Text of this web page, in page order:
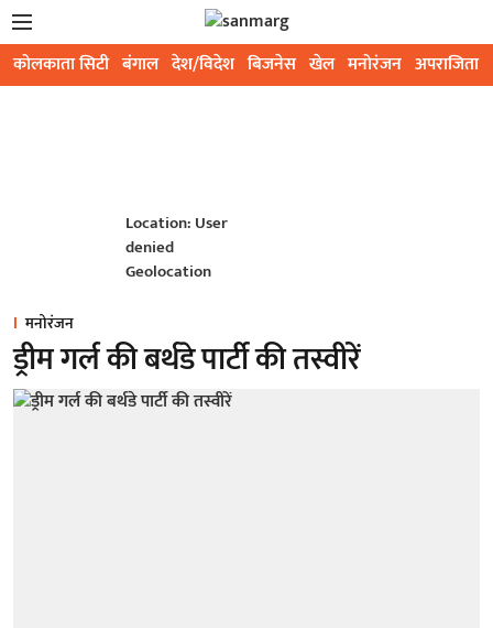
कोलकाता सिटी बंगाल देश/विदेश बिजनेस खेल मनोरंजन अपराजिता
Location: User
denied
Geolocation
मनोरंजन
ड्रीम गर्ल की बर्थडे पार्टी की तस्वीरें